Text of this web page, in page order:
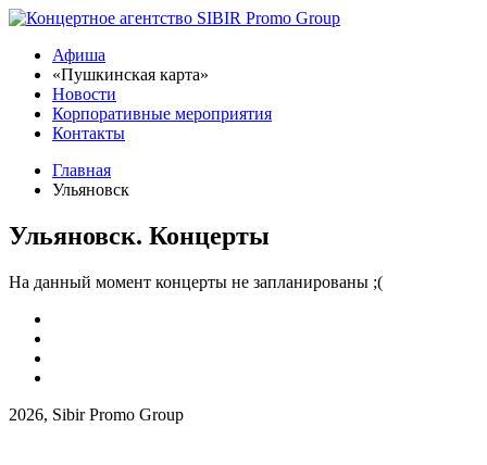
Афиша
«Пушкинская карта»
Новости
Корпоративные мероприятия
Контакты
Главная
Ульяновск
Ульяновск. Концерты
На данный момент концерты не запланированы ;(
2026, Sibir Promo Group